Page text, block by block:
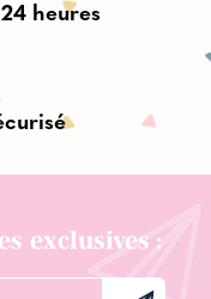
heures
exclusives :